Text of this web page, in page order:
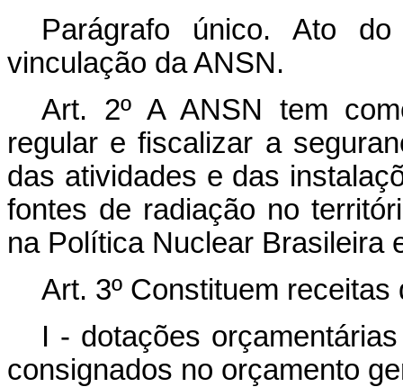
Parágrafo único. Ato
vinculação da ANSN.
Art. 2º A ANSN tem
regular e fiscalizar a
das atividades e das
fontes de radiação no
na Política Nuclear Brasileira
Art. 3º Constituem receitas
I - dotações
consignados no orçamento